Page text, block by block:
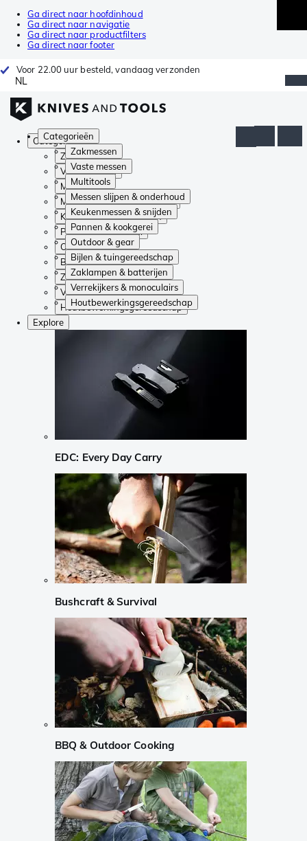
Ga direct naar hoofdinhoud
Ga direct naar navigatie
Ga direct naar productfilters
Ga direct naar footer
Voor 22.00 uur besteld, vandaag verzonden
NL
Categorieën
Zakmessen
Vaste messen
Multitools
Messen slijpen & onderhoud
Keukenmessen & snijden
Pannen & kookgerei
Outdoor & gear
Bijlen & tuingereedschap
Zaklampen & batterijen
Verrekijkers & monoculairs
Houtbewerkingsgereedschap
Categorieën
Zakmessen
Vaste messen
Multitools
Messen slijpen & onderhoud
Keukenmessen & snijden
Pannen & kookgerei
Outdoor & gear
Bijlen & tuingereedschap
Zaklampen & batterijen
Verrekijkers & monoculairs
Houtbewerkingsgereedschap
Explore
EDC: Every Day Carry
Bushcraft & Survival
BBQ & Outdoor Cooking